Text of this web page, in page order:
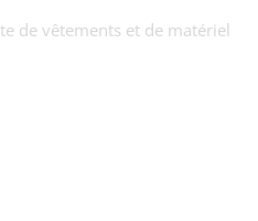
de vêtements et de matériel